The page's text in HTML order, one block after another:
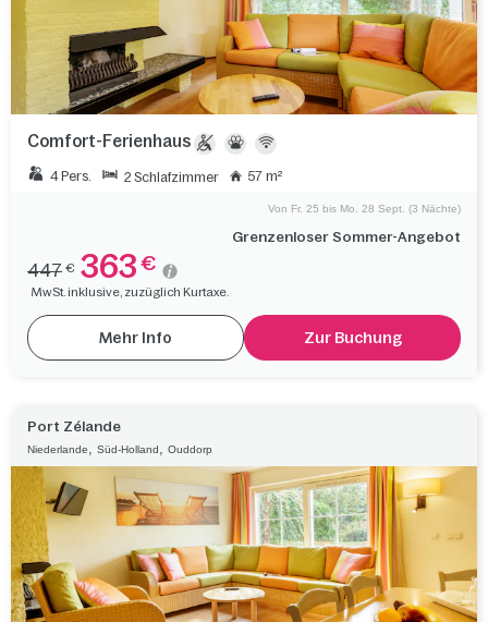
Comfort-Ferienhaus
4 Pers. 2 Schlafzimmer 57 m²
Grenzenloser Sommer-Angebot
Von Fr. 25 bis Mo. 28 Sept. (3 Nächte)
447 € 363 €
MwSt. inklusive, zuzüglich Kurtaxe.
Mehr Info Zur Buchung
Port Zélande
Niederlande, Süd-Holland, Ouddorp